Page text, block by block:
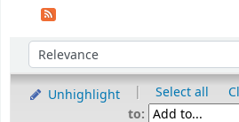
Unhighlight | Select all
to: